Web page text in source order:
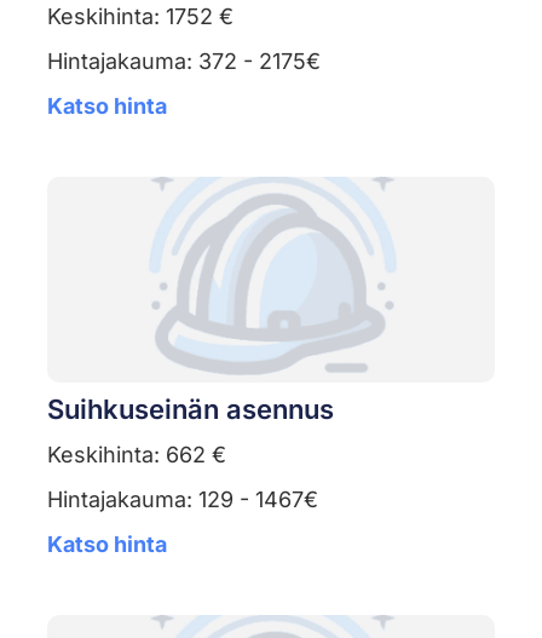
Keskihinta: 1752 €
Hintajakauma: 372 - 2175€
Katso hinta
Suihkuseinän asennus
Keskihinta: 662 €
Hintajakauma: 129 - 1467€
Katso hinta